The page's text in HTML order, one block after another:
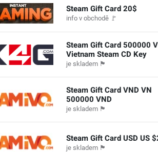
Steam Gift Card 20$
info v obchodě 🚩
Steam Gift Card 500000
Vietnam Steam CD Key
je skladem 🏴
Steam Gift Card VND VN
500000 VND
je skladem 🏴
Steam Gift Card USD US
je skladem 🏴